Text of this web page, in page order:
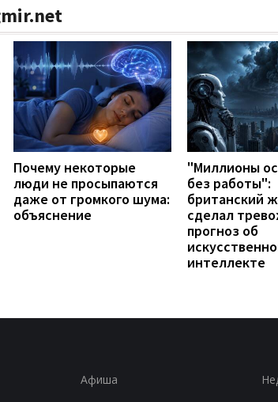
Почему некоторые
люди не просыпаются
даже от громкого шума:
объяснение
"Миллионы
без работы":
британский
сделал
прогноз об
интеллекте
Афиша